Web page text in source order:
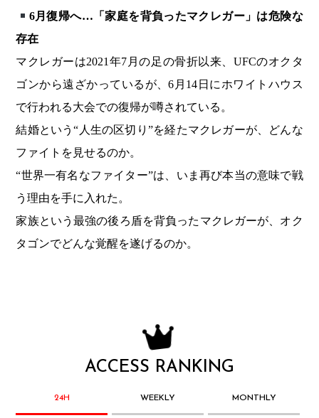
6月復帰へ…「家庭を背負ったマクレガー」は危険な
存在
マクレガーは2021年7月の足の骨折以来、UFCのオクタ
ゴンから遠ざかっているが、6月14日にホワイトハウス
で行われる大会での復帰が噂されている。
結婚という“人生の区切り”を経たマクレガーが、どんな
ファイトを見せるのか。
“世界一有名なファイター”は、いま再び本当の意味で戦
う理由を手に入れた。
家族という最強の後ろ盾を背負ったマクレガーが、オク
タゴンでどんな覚醒を遂げるのか。
ACCESS RANKING
24H WEEKLY MONTHLY